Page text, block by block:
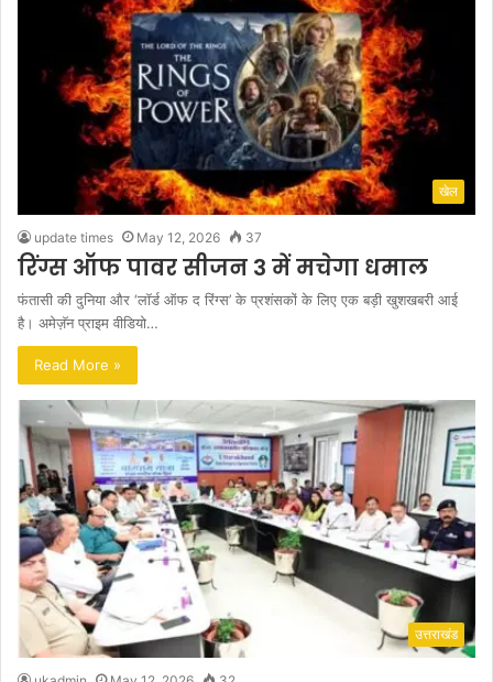
खेल
update times May 12, 2026 37
रिंग्स ऑफ पावर सीजन 3 में मचेगा धमाल
फंतासी की दुनिया और ‘लॉर्ड ऑफ द रिंग्स’ के प्रशंसकों के लिए एक बड़ी खुशखबरी आई
है। अमेज़ॅन प्राइम वीडियो…
Read More »
उत्तराखंड